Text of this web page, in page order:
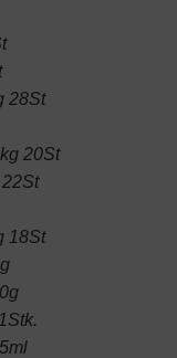
28St
20St
18St